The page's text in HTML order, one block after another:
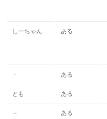
しーちゃん ある
－ ある
とも ある
－ ある